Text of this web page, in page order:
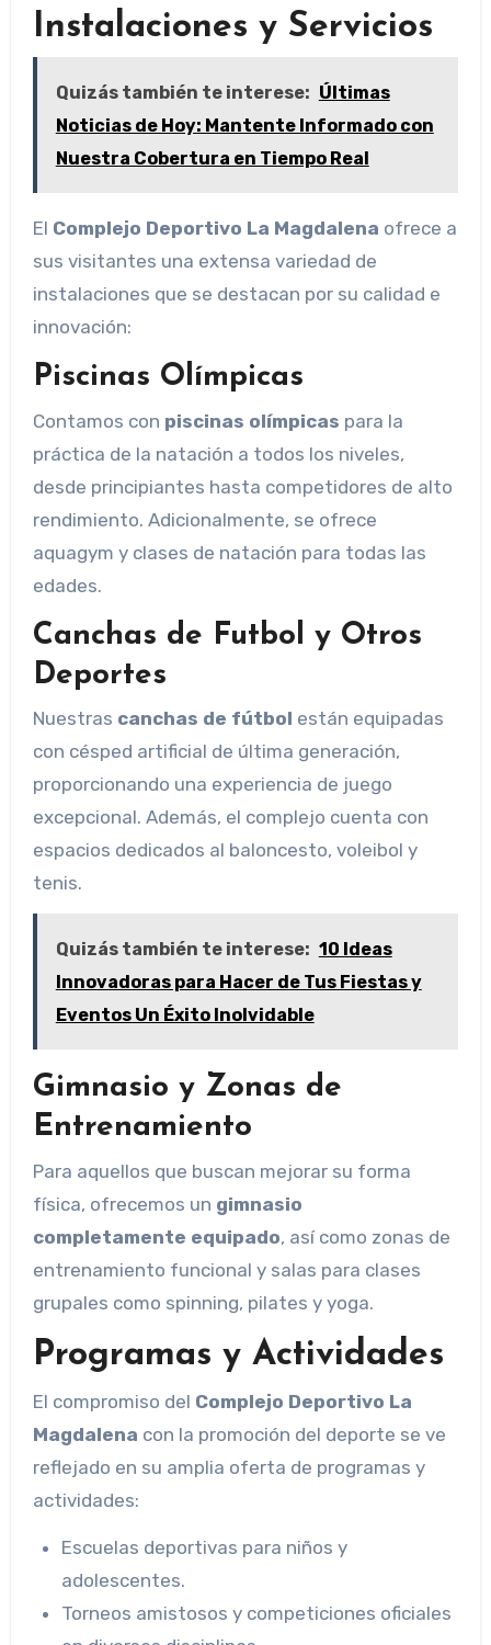
Instalaciones y Servicios
Quizás también te interese: Últimas
Noticias de Hoy: Mantente Informado con
Nuestra Cobertura en Tiempo Real
El Complejo Deportivo La Magdalena ofrece a
sus visitantes una extensa variedad de
instalaciones que se destacan por su calidad e
innovación:
Piscinas Olímpicas
Contamos con piscinas olímpicas para la
práctica de la natación a todos los niveles,
desde principiantes hasta competidores de alto
rendimiento. Adicionalmente, se ofrece
aquagym y clases de natación para todas las
edades.
Canchas de Futbol y Otros
Deportes
Nuestras canchas de fútbol están equipadas
con césped artificial de última generación,
proporcionando una experiencia de juego
excepcional. Además, el complejo cuenta con
espacios dedicados al baloncesto, voleibol y
tenis.
Quizás también te interese: 10 Ideas
Innovadoras para Hacer de Tus Fiestas y
Eventos Un Éxito Inolvidable
Gimnasio y Zonas de
Entrenamiento
Para aquellos que buscan mejorar su forma
física, ofrecemos un gimnasio
completamente equipado, así como zonas de
entrenamiento funcional y salas para clases
grupales como spinning, pilates y yoga.
Programas y Actividades
El compromiso del Complejo Deportivo La
Magdalena con la promoción del deporte se ve
reflejado en su amplia oferta de programas y
actividades:
Escuelas deportivas para niños y
adolescentes.
Torneos amistosos y competiciones oficiales